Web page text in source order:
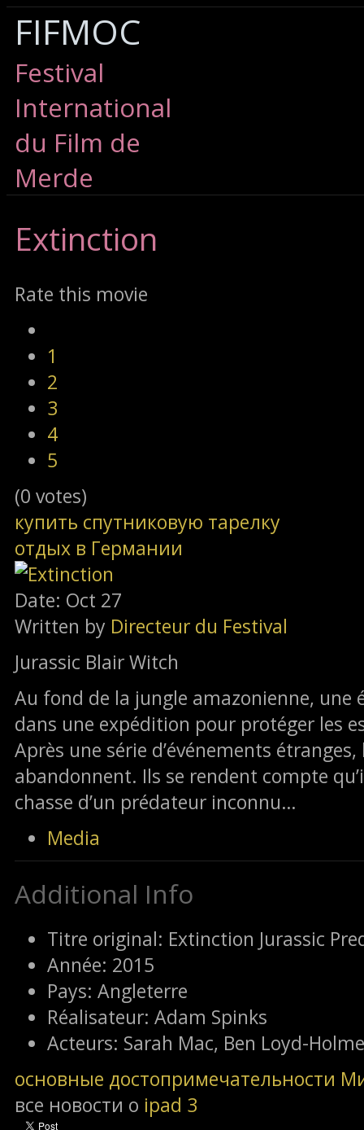
FIFMOC
Festival
International
du Film de
Merde
Extinction
Rate this movie
1
2
3
4
5
(0 votes)
купить спутниковую тарелку
отдых в Германии
Date: Oct 27
Written by Directeur du Festival
Jurassic Blair Witch
Au fond de la jungle amazonienne, une
dans une expédition pour protéger les
Après une série d’événements
abandonnent. Ils se rendent compte
chasse d’un prédateur inconnu…
Media
Additional Info
Titre original: Extinction Jurassic
Année: 2015
Pays: Angleterre
Réalisateur: Adam Spinks
Acteurs: Sarah Mac, Ben Loyd-
основные достопримечательности
все новости о ipad 3